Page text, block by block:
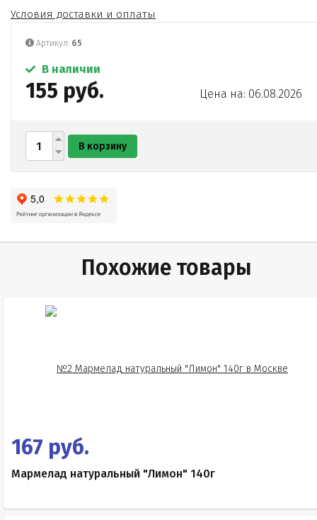
Условия доставки и оплаты
Артикул: 65
В наличии
155 руб. Цена на: 06.08.2026
В корзину
Похожие товары
167 руб.
Мармелад натуральный "Лимон" 140г